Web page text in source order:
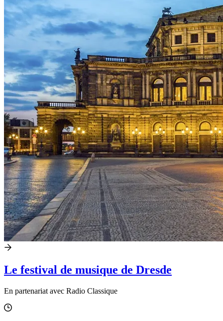
Le festival de musique de Dresde
En partenariat avec Radio Classique